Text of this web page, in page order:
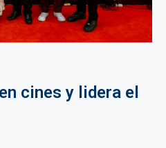
cines y lidera el